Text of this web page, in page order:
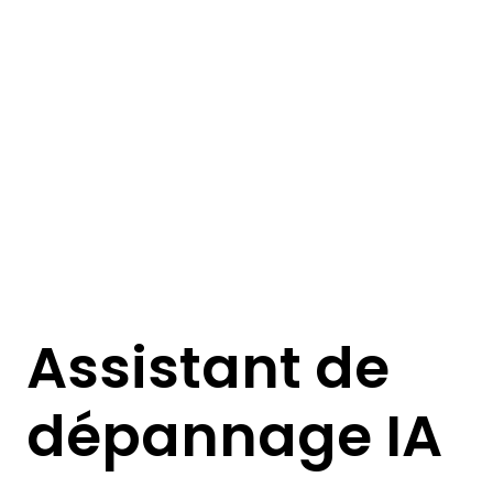
Assistant de
dépannage IA